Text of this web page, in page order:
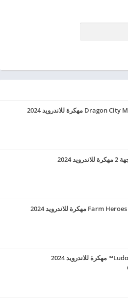
2024